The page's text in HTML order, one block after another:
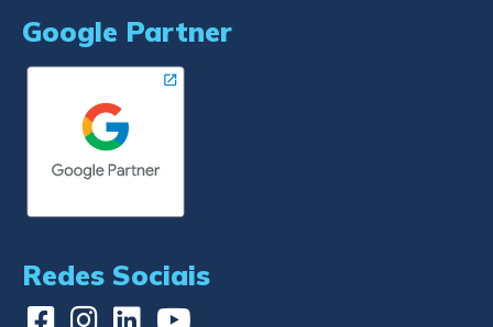
Google Partner
Redes Sociais